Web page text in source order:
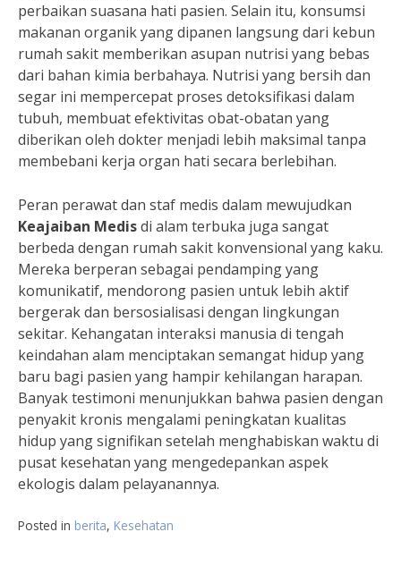
perbaikan suasana hati pasien. Selain itu, konsumsi
makanan organik yang dipanen langsung dari kebun
rumah sakit memberikan asupan nutrisi yang bebas
dari bahan kimia berbahaya. Nutrisi yang bersih dan
segar ini mempercepat proses detoksifikasi dalam
tubuh, membuat efektivitas obat-obatan yang
diberikan oleh dokter menjadi lebih maksimal tanpa
membebani kerja organ hati secara berlebihan.
Peran perawat dan staf medis dalam mewujudkan
Keajaiban Medisdi alam terbuka juga sangat
berbeda dengan rumah sakit konvensional yang kaku.
Mereka berperan sebagai pendamping yang
komunikatif, mendorong pasien untuk lebih aktif
bergerak dan bersosialisasi dengan lingkungan
sekitar. Kehangatan interaksi manusia di tengah
keindahan alam menciptakan semangat hidup yang
baru bagi pasien yang hampir kehilangan harapan.
Banyak testimoni menunjukkan bahwa pasien dengan
penyakit kronis mengalami peningkatan kualitas
hidup yang signifikan setelah menghabiskan waktu di
pusat kesehatan yang mengedepankan aspek
ekologis dalam pelayanannya.
Posted in berita, Kesehatan